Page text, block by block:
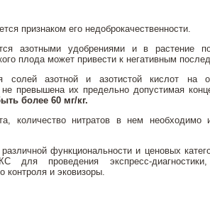
признаком его недоброкачественности.
азотными удобрениями и в растение
плода может привести к негативным
солей азотной и азотистой кислот на
превышена их предельно допустимая
более 60 мг/кг.
количество нитратов в нем необходимо
функциональности и ценовых
для проведения экспресс-
контроля и эковизоры.